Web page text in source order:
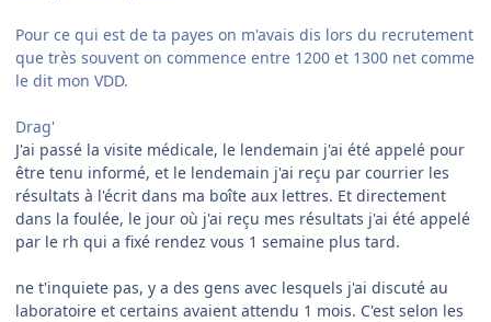
Pour ce qui est de ta payes on m'avais dis lors du recrutement
que très souvent on commence entre 1200 et 1300 net comme
le dit mon VDD.
Drag'
J'ai passé la visite médicale, le lendemain j'ai été appelé pour
être tenu informé, et le lendemain j'ai reçu par courrier les
résultats à l'écrit dans ma boîte aux lettres. Et directement
dans la foulée, le jour où j'ai reçu mes résultats j'ai été appelé
par le rh qui a fixé rendez vous 1 semaine plus tard.
ne t'inquiete pas, y a des gens avec lesquels j'ai discuté au
laboratoire et certains avaient attendu 1 mois. C'est selon les